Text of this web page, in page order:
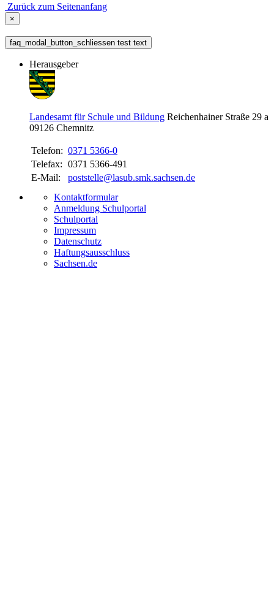
Zurück zum Seitenanfang
×
faq_modal_button_schliessen test text
Herausgeber
Landesamt für Schule und Bildung Reichenhainer Straße 29 a
09126 Chemnitz
Telefon: 0371 5366-0
Telefax: 0371 5366-491
E-Mail:
poststelle@lasub.smk.sachsen.de
Kontaktformular
Anmeldung Schulportal
Schulportal
Impressum
Datenschutz
Haftungsausschluss
Sachsen.de